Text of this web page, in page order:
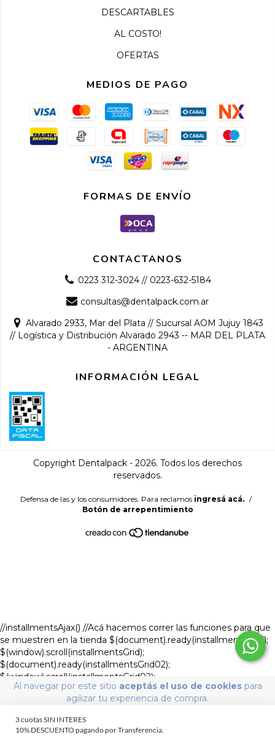
Al navegar por este sitio aceptás el uso de cookiespara
agilizar tu experiencia de compra.
DESCARTABLES
AL COSTO!
OFERTAS
MEDIOS DE PAGO
FORMAS DE ENVÍO
CONTACTANOS
0223 312-3024 // 0223-632-5184
consultas@dentalpack.com.ar
Alvarado 2933, Mar del Plata // Sucursal AOM Jujuy 1843
// Logística y Distribución Alvarado 2943 -- MAR DEL PLATA
- ARGENTINA
INFORMACIÓN LEGAL
Copyright Dentalpack - 2026. Todos los derechos
reservados.
Defensa de las y los consumidores. Para reclamos ingresá acá. /
Botón de arrepentimiento
//installmentsAjax() //Acá hacemos correr las funciones para que
se muestren en la tienda $(document).ready(installmentsGrid);
$(window).scroll(installmentsGrid);
$(document).ready(installmentsGrid02);
$(window).scroll(installmentsGrid02);
setInterval(installmentsAjax,500); if (LS.product) {
installmentsDet();
$(document).ready(detalleDeProductoModal);